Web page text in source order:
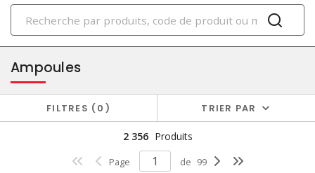
PRODUITS
éclairage
Ampoules
FILTRES 0 TRIER PAR
2 356 Produits
Page de 99